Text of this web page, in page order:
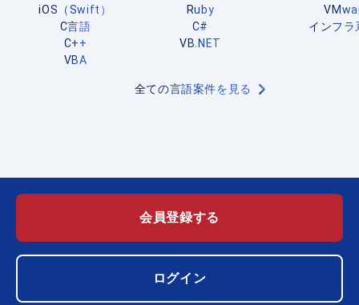
iOS（Swift）
Ruby
C言語
C#
C++
VB.NET
VBA
全ての言語案件を見る
インフラ
会員登録する
ログイン